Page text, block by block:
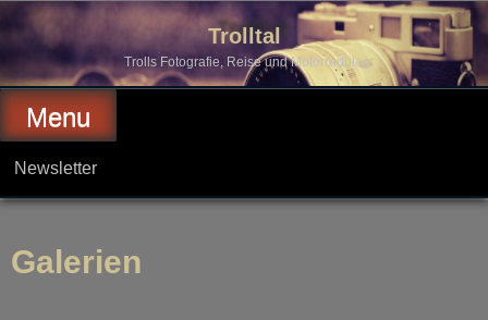
content
Trolltal
Trolls Fotografie, Reise und Motorradblog
Menu
Newsletter
Galerien